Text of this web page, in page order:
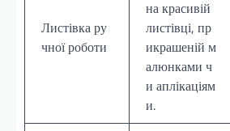
Листівка ру
чної роботи
на красивій
листівці, пр
икрашеній м
алюнками ч
и аплікаціям
и.